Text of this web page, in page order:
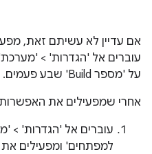
אם עדיין לא עשיתם זאת,
עוברים אל 'הגדרות' >
על 'מספר Build' שבע פעמים.
אחרי שמפעילים את
עוברים אל 'הגדרות' >
למפתחים' ומפעילים